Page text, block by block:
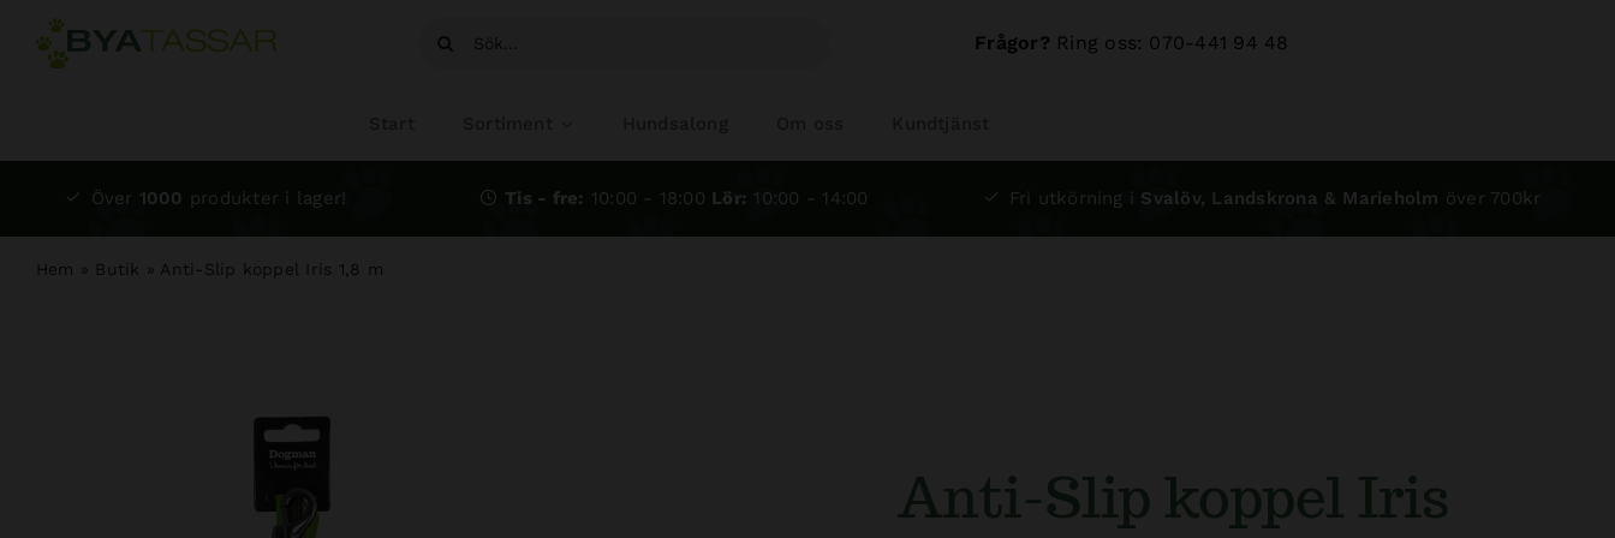
Fortsätt
Sök
Frågor? Ring oss: 070-441 94 48
Över 1000 produkter i lager! Tis - fre: 10:00 - 18:00 Lör: 10:00 - 14:00 Fri utkörning i Svalöv, Landskrona & Marieholm över 700kr
Hem » Butik » Anti-Slip koppel Iris 1,8 m
Anti-Slip koppel Iris